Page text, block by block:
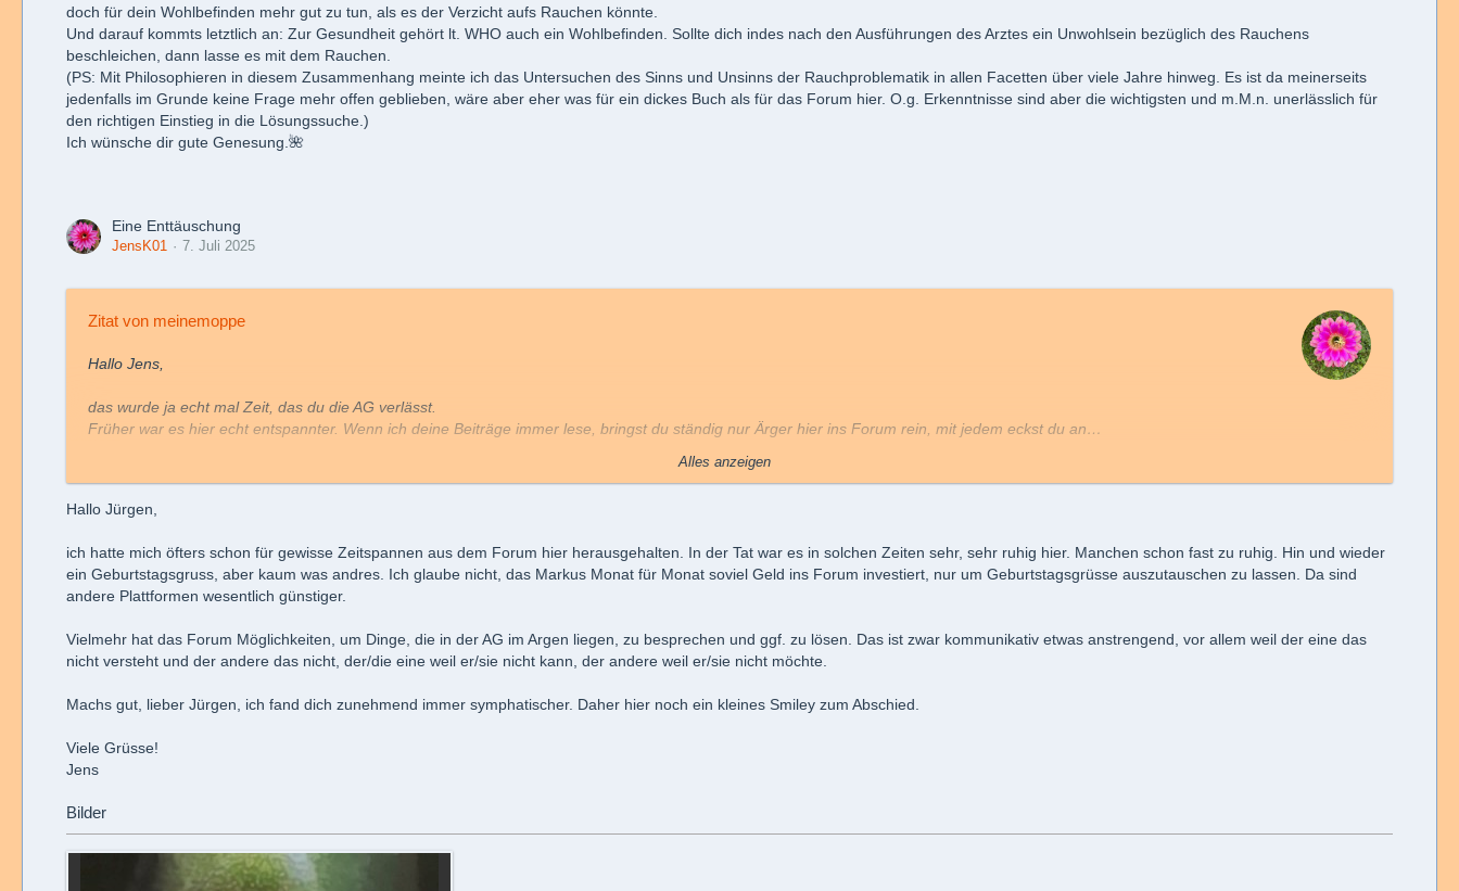
doch für dein Wohlbefinden mehr gut zu tun, als es der Verzicht aufs Rauchen könnte.
Und darauf kommts letztlich an: Zur Gesundheit gehört lt. WHO auch ein Wohlbefinden. Sollte dich indes nach den Ausführungen des Arztes ein Unwohlsein bezüglich des Rauchens
beschleichen, dann lasse es mit dem Rauchen.
(PS: Mit Philosophieren in diesem Zusammenhang meinte ich das Untersuchen des Sinns und Unsinns der Rauchproblematik in allen Facetten über viele Jahre hinweg. Es ist da meinerseits
jedenfalls im Grunde keine Frage mehr offen geblieben, wäre aber eher was für ein dickes Buch als für das Forum hier. O.g. Erkenntnisse sind aber die wichtigsten und m.M.n. unerlässlich für
den richtigen Einstieg in die Lösungssuche.)
Ich wünsche dir gute Genesung.🌺
Eine Enttäuschung
JensK01 7. Juli 2025
Zitat von meinemoppe
Hallo Jens,
das wurde ja echt mal Zeit, das du die AG verlässt.
Früher war es hier echt entspannter. Wenn ich deine Beiträge immer lese, bringst du ständig nur Ärger hier ins Forum rein, mit jedem eckst du an…
Gruß Jürgen
Alles anzeigen
Hallo Jürgen,
ich hatte mich öfters schon für gewisse Zeitspannen aus dem Forum hier herausgehalten. In der Tat war es in solchen Zeiten sehr, sehr ruhig hier. Manchen schon fast zu ruhig. Hin und wieder
ein Geburtstagsgruss, aber kaum was andres. Ich glaube nicht, das Markus Monat für Monat soviel Geld ins Forum investiert, nur um Geburtstagsgrüsse auszutauschen zu lassen. Da sind
andere Plattformen wesentlich günstiger.
Vielmehr hat das Forum Möglichkeiten, um Dinge, die in der AG im Argen liegen, zu besprechen und ggf. zu lösen. Das ist zwar kommunikativ etwas anstrengend, vor allem weil der eine das
nicht versteht und der andere das nicht, der/die eine weil er/sie nicht kann, der andere weil er/sie nicht möchte.
Machs gut, lieber Jürgen, ich fand dich zunehmend immer symphatischer. Daher hier noch ein kleines Smiley zum Abschied.
Viele Grüsse!
Jens
Bilder